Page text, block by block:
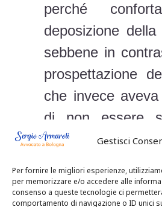
Gestisci
Per fornire le migliori esperienze,
per memorizzare e/o accedere alle
consenso a queste tecnologie ci
comportamento di navigazione o ID unici
perché
deposizione
sebbene in
prospettazione
che invece
di non essere
edotto, nella
nuovi sintomi.